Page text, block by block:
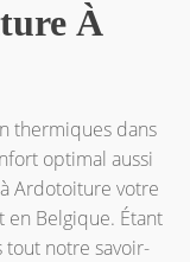
À
thermiques dans
optimal aussi
Ardotoiture votre
en Belgique. Étant
notre savoir-